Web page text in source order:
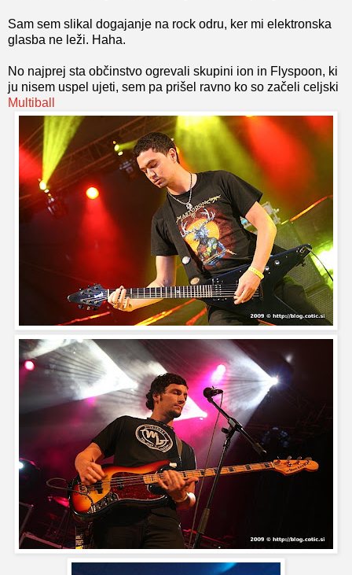
Sam sem slikal dogajanje na rock odru, ker mi elektronska
glasba ne leži. Haha.
No najprej sta občinstvo ogrevali skupini ion in Flyspoon, ki
ju nisem uspel ujeti, sem pa prišel ravno ko so začeli celjski
Multiball